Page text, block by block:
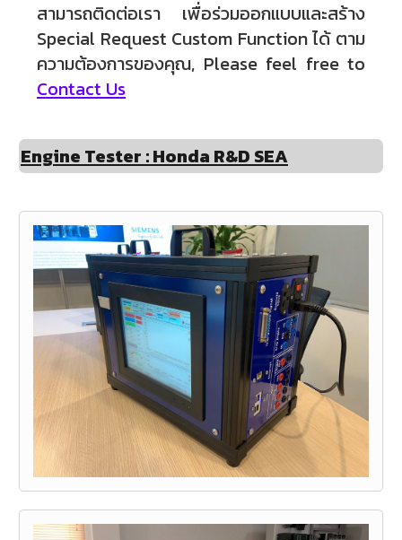
สามารถติดต่อเรา เพื่อร่วมออกแบบและสร้าง
Special Request Custom Function ได้ ตาม
ความต้องการของคุณ, Please feel free to
Contact Us
Engine Tester : Honda R&D SEA